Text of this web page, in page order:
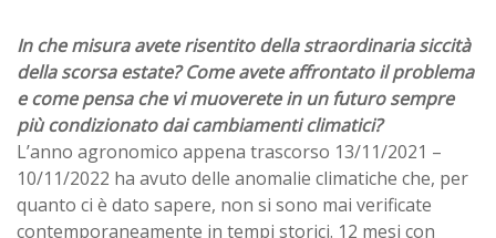
In che misura avete risentito della straordinaria siccità
della scorsa estate? Come avete affrontato il problema
e come pensa che vi muoverete in un futuro sempre
più condizionato dai cambiamenti climatici?
L’anno agronomico appena trascorso 13/11/2021 –
10/11/2022 ha avuto delle anomalie climatiche che, per
quanto ci è dato sapere, non si sono mai verificate
contemporaneamente in tempi storici. 12 mesi con